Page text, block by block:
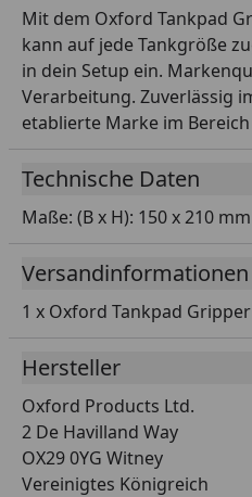
Mit dem Oxford Tankpad
kann auf jede Tankgröße
in dein Setup ein.
Verarbeitung. Zuverlässig
etablierte Marke im
Technische Daten
Maße: (B x H): 150 x 210
Versandinformationen
1 x Oxford Tankpad
Hersteller
Oxford Products Ltd.
2 De Havilland Way
OX29 0YG Witney
Vereinigtes Königreich